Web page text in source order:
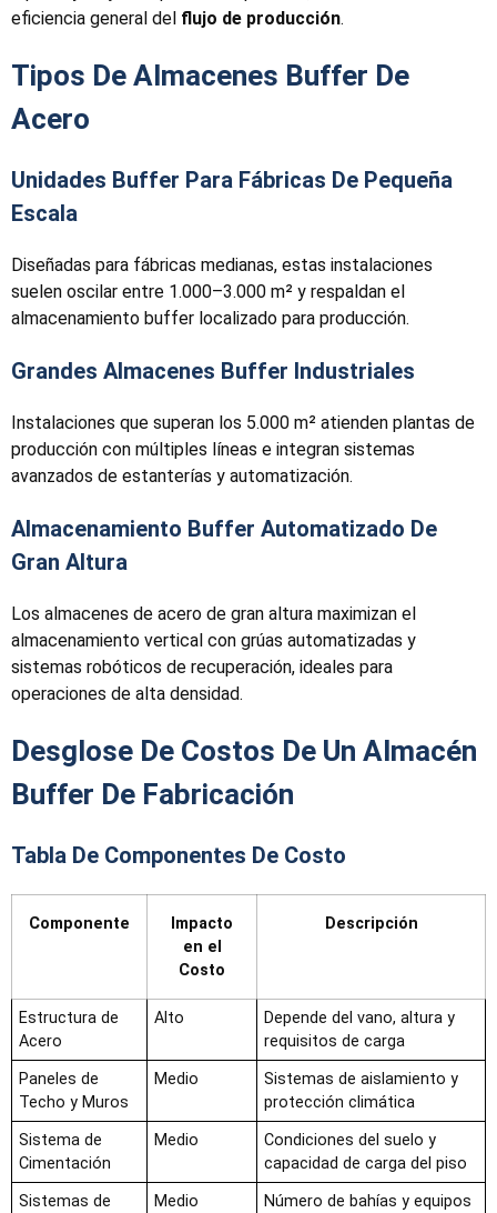
eficiencia general del flujo de producción.
Tipos De Almacenes Buffer De
Acero
Unidades Buffer Para Fábricas De Pequeña
Escala
Diseñadas para fábricas medianas, estas instalaciones
suelen oscilar entre 1.000–3.000 m² y respaldan el
almacenamiento buffer localizado para producción.
Grandes Almacenes Buffer Industriales
Instalaciones que superan los 5.000 m² atienden plantas de
producción con múltiples líneas e integran sistemas
avanzados de estanterías y automatización.
Almacenamiento Buffer Automatizado De
Gran Altura
Los almacenes de acero de gran altura maximizan el
almacenamiento vertical con grúas automatizadas y
sistemas robóticos de recuperación, ideales para
operaciones de alta densidad.
Desglose De Costos De Un Almacén
Buffer De Fabricación
Tabla De Componentes De Costo
Componente
Impacto
en el
Costo
Descripción
Estructura de
Acero
Alto
Depende del vano, altura y
requisitos de carga
Paneles de
Techo y Muros
Medio
Sistemas de aislamiento y
protección climática
Sistema de
Cimentación
Medio
Condiciones del suelo y
capacidad de carga del piso
Sistemas de
Medio
Número de bahías y equipos